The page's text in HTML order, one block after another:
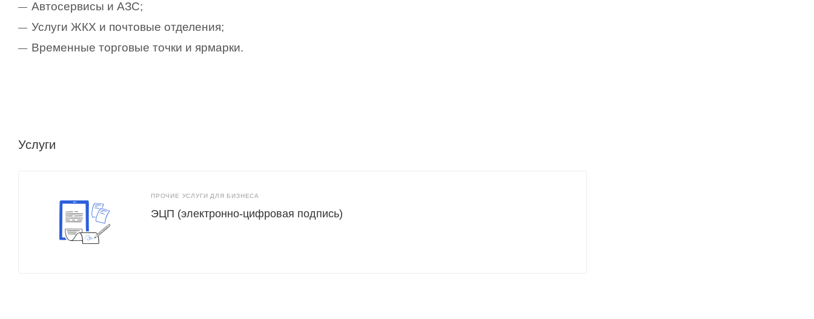
Автосервисы и АЗС;
Услуги ЖКХ и почтовые отделения;
Временные торговые точки и ярмарки.
Услуги
ПРОЧИЕ УСЛУГИ ДЛЯ БИЗНЕСА
ЭЦП (электронно-цифровая подпись)